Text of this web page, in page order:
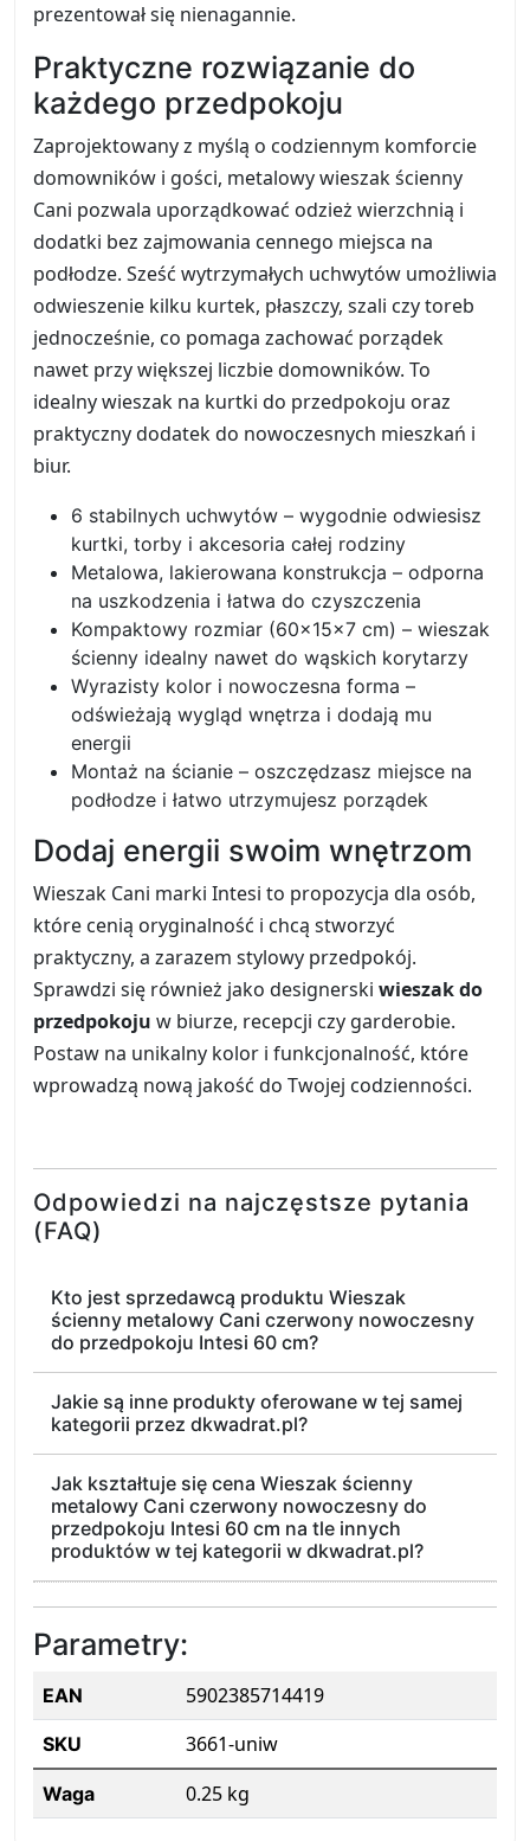
prezentował się nienagannie.
Praktyczne rozwiązanie do
każdego przedpokoju
Zaprojektowany z myślą o codziennym komforcie
domowników i gości, metalowy wieszak ścienny
Cani pozwala uporządkować odzież wierzchnią i
dodatki bez zajmowania cennego miejsca na
podłodze. Sześć wytrzymałych uchwytów umożliwia
odwieszenie kilku kurtek, płaszczy, szali czy toreb
jednocześnie, co pomaga zachować porządek
nawet przy większej liczbie domowników. To
idealny wieszak na kurtki do przedpokoju oraz
praktyczny dodatek do nowoczesnych mieszkań i
biur.
6 stabilnych uchwytów – wygodnie odwiesisz
kurtki, torby i akcesoria całej rodziny
Metalowa, lakierowana konstrukcja – odporna
na uszkodzenia i łatwa do czyszczenia
Kompaktowy rozmiar (60×15×7 cm) – wieszak
ścienny idealny nawet do wąskich korytarzy
Wyrazisty kolor i nowoczesna forma –
odświeżają wygląd wnętrza i dodają mu
energii
Montaż na ścianie – oszczędzasz miejsce na
podłodze i łatwo utrzymujesz porządek
Dodaj energii swoim wnętrzom
Wieszak Cani marki Intesi to propozycja dla osób,
które cenią oryginalność i chcą stworzyć
praktyczny, a zarazem stylowy przedpokój.
Sprawdzi się również jako designerski wieszak do
przedpokoju w biurze, recepcji czy garderobie.
Postaw na unikalny kolor i funkcjonalność, które
wprowadzą nową jakość do Twojej codzienności.
Odpowiedzi na najczęstsze pytania
(FAQ)
Kto jest sprzedawcą produktu Wieszak
ścienny metalowy Cani czerwony nowoczesny
do przedpokoju Intesi 60 cm?
Jakie są inne produkty oferowane w tej samej
kategorii przez dkwadrat.pl?
Jak kształtuje się cena Wieszak ścienny
metalowy Cani czerwony nowoczesny do
przedpokoju Intesi 60 cm na tle innych
produktów w tej kategorii w dkwadrat.pl?
Parametry:
EAN 5902385714419
SKU 3661-uniw
Waga 0.25 kg